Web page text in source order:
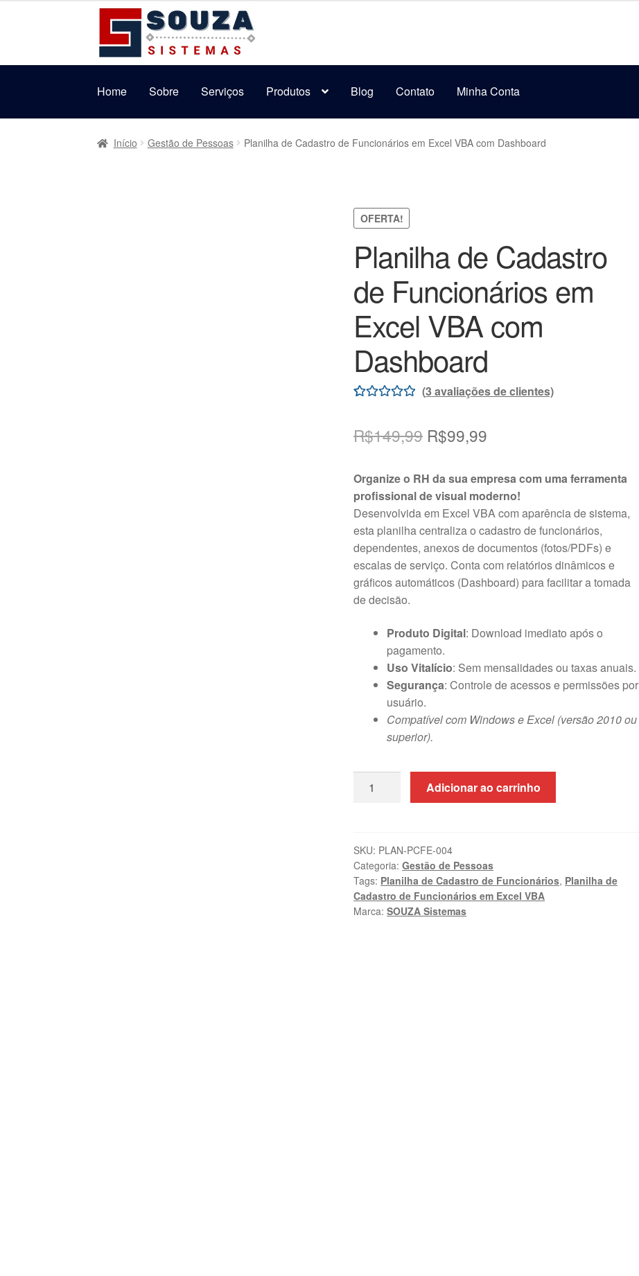
Pular
para
navegação
Pular
para
o
conteúdo
Home
Sobre Serviços Produtos Blog Contato Minha Conta
Início Gestão de Pessoas Planilha de Cadastro de Funcionários em Excel VBA com Dashboard
OFERTA!
Planilha de Cadastro
de Funcionários em
Excel VBA com
Dashboard
5, com
avaliações de
clientes
(3avaliações de clientes)
R$149,99 O
original
era:
R$149,99.
R$99,99
atual
é:
R$99,99.
Organize o RH da sua empresa com uma ferramenta
profissional de visual moderno!
Desenvolvida em Excel VBA com aparência de sistema,
esta planilha centraliza o cadastro de funcionários,
dependentes, anexos de documentos (fotos/PDFs) e
escalas de serviço. Conta com relatórios dinâmicos e
gráficos automáticos (Dashboard) para facilitar a tomada
de decisão.
Produto Digital: Download imediato após o
pagamento.
Uso Vitalício: Sem mensalidades ou taxas anuais.
Segurança: Controle de acessos e permissões por
usuário.
Compatível com Windows e Excel (versão 2010 ou
superior).
Funcionários
em
Excel
VBA
com
Adicionar ao carrinho
SKU: PLAN-PCFE-004
Categoria:Gestão de Pessoas
Tags: Planilha de Cadastro de Funcionários, Planilha de
Cadastro de Funcionários em Excel VBA
Marca:SOUZA Sistemas
original
era:
R$149,99.
atual
é:
R$99,99.